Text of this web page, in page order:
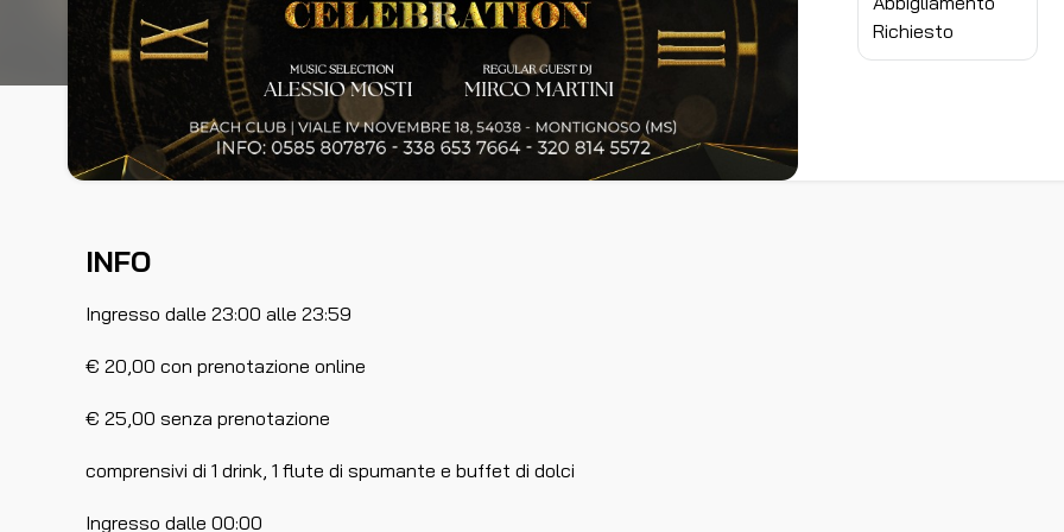
Richiesto
INFO
Ingresso dalle 23:00 alle 23:59
€ 20,00 con prenotazione online
€ 25,00 senza prenotazione
comprensivi di 1 drink, 1 flute di spumante e buffet di dolci
Ingresso dalle 00:00